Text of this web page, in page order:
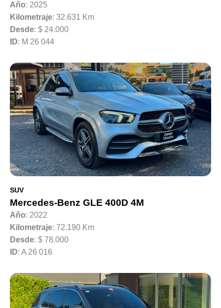
Año: 2025
Kilometraje: 32.631 Km
Desde: $ 24.000
ID: M 26 044
SUV
Mercedes-Benz GLE 400D 4M
Año: 2022
Kilometraje: 72.190 Km
Desde: $ 78.000
ID: A 26 016